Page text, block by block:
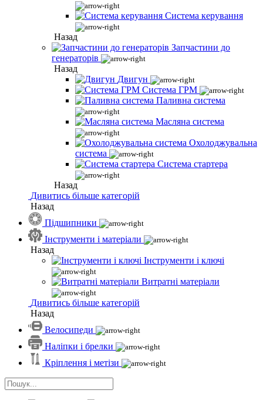
Система керування
Назад
Запчастини до
генераторів
Назад
Двигун
Система ГРМ
Паливна система
Масляна система
Охолоджувальна
система
Система стартера
Назад
Дивитись більше категорій
Назад
Підшипники
Інструменти і матеріали
Назад
Інструменти і ключі
Витратні матеріали
Дивитись більше категорій
Назад
Велосипеди
Наліпки і брелки
Кріплення і метізи